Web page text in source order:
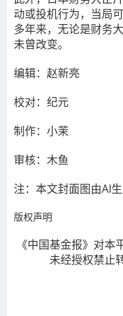
动或投机行为，当局
多年来，无论是财务
未曾改变。
编辑：赵新亮
校对：纪元
制作：小茉
审核：木鱼
注：本文封面图由AI
版权声明
《中国基金报》对本
未经授权禁止